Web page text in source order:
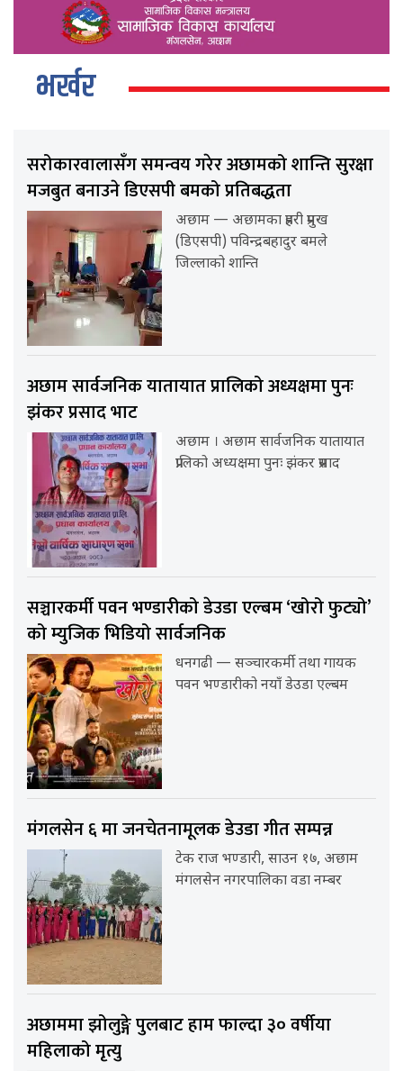
भर्खर
सरोकारवालासँग समन्वय गरेर अछामको शान्ति सुरक्षा
मजबुत बनाउने डिएसपी बमको प्रतिबद्धता
अछाम — अछामका प्रहरी प्रमुख
(डिएसपी) पविन्द्रबहादुर बमले
जिल्लाको शान्ति
अछाम सार्वजनिक यातायात प्रालिको अध्यक्षमा पुनः
झंकर प्रसाद भाट
अछाम । अछाम सार्वजनिक यातायात
प्रालिको अध्यक्षमा पुनः झंकर प्रसाद
सञ्चारकर्मी पवन भण्डारीको डेउडा एल्बम ‘खोरो फुट्यो’
को म्युजिक भिडियो सार्वजनिक
धनगढी — सञ्चारकर्मी तथा गायक
पवन भण्डारीको नयाँ डेउडा एल्बम
मंगलसेन ६ मा जनचेतनामूलक डेउडा गीत सम्पन्न
टेक राज भण्डारी, साउन १७, अछाम
मंगलसेन नगरपालिका वडा नम्बर
अछाममा झोलुङ्गे पुलबाट हाम फाल्दा ३० वर्षीया
महिलाको मृत्यु